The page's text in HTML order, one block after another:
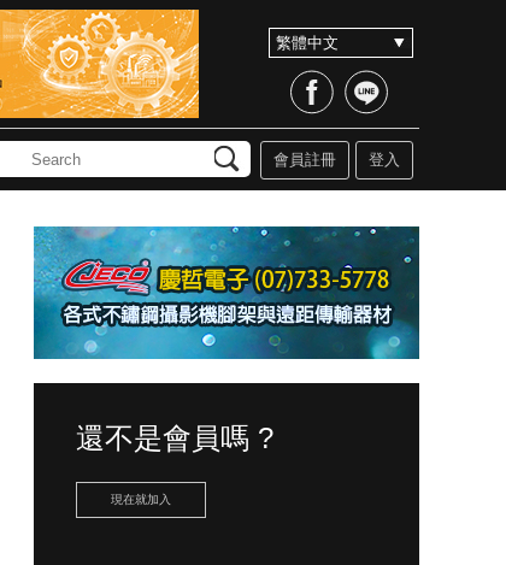
登入
會員註冊
還不是會員嗎 ?
現在就加入